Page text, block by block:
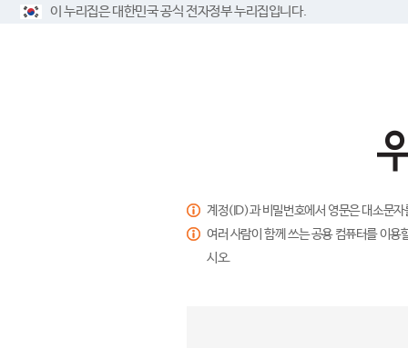
이 누리집은 대한민국 공식 전자정부 누리집입니다.
계정(ID)과 비밀번호에서 영문은 대소문
여러 사람이 함께 쓰는 공용 컴퓨터를 이
시오.